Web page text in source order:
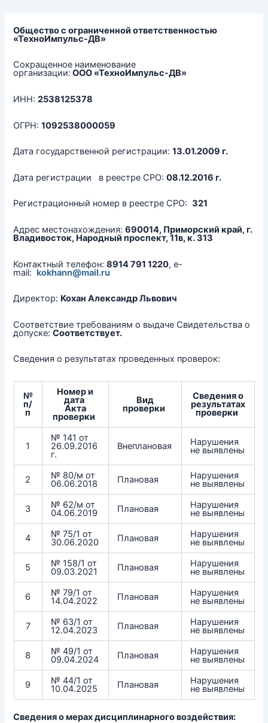
Общество с ограниченной ответственностью
«ТехноИмпульс-ДВ»
Сокращенное наименование
организации: ООО «ТехноИмпульс-ДВ»
ИНН:2538125378
ОГРН:1092538000059
Дата государственной регистрации:13.01.2009 г.
Дата регистрации в реестре СРО:08.12.2016 г.
Регистрационный номер в реестре СРО:321
Адрес местонахождения:690014, Приморский край, г.
Владивосток, Народный проспект, 11в, к. 313
Контактный телефон:8914 791 1220, e-
mail:kokhann@mail.ru
Директор: Кохан Александр Львович
Соответствие требованиям о выдаче Свидетельства о
допуске:Соответствует.
Сведения о результатах проведенных проверок:
№
п/
п
Номер и
дата
Акта
проверки
Вид
проверки
Сведения о
результатах
проверки
1
№ 141 от
26.09.2016
г.
Внеплановая Нарушения
не выявлены
2 № 80/м от
06.06.2018 Плановая Нарушения
не выявлены
3 № 62/м от
04.06.2019 Плановая Нарушения
не выявлены
4 № 75/1 от
30.06.2020 Плановая Нарушения
не выявлены
5 № 158/1 от
09.03.2021 Плановая Нарушения
не выявлены
6 № 79/1 от
14.04.2022 Плановая Нарушения
не выявлены
7 № 63/1 от
12.04.2023 Плановая Нарушения
не выявлены
8 № 49/1 от
09.04.2024 Плановая Нарушения
не выявлены
9 № 44/1 от
10.04.2025 Плановая Нарушения
не выявлены
Сведения о мерах дисциплинарного воздействия: